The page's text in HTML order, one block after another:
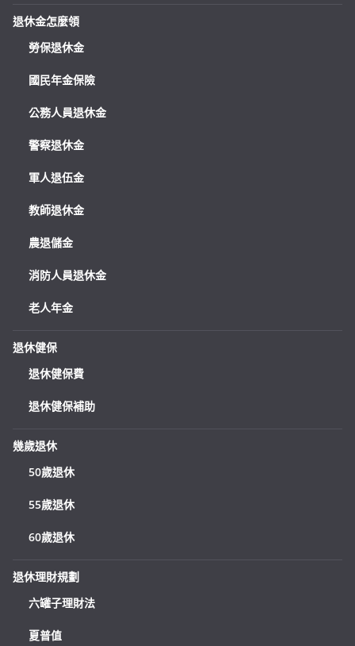
退休金怎麼領
勞保退休金
國民年金保險
公務人員退休金
警察退休金
軍人退伍金
教師退休金
農退儲金
消防人員退休金
老人年金
退休健保
退休健保費
退休健保補助
幾歲退休
50歲退休
55歲退休
60歲退休
退休理財規劃
六罐子理財法
夏普值